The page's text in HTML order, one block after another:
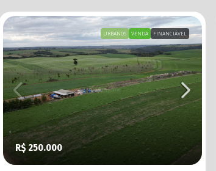
URBANOS VENDA FINANCIÁVEL
R$ 250.000